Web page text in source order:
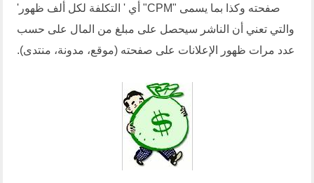
صفحته وكذا بما يسمى "CPM" أي ' التكلفة لكل ألف ظهور'
والتي تعني أن الناشر سيحصل على مبلغ من المال على حسب
عدد مرات ظهور الإعلانات على صفحته (موقع، مدونة، منتدى).